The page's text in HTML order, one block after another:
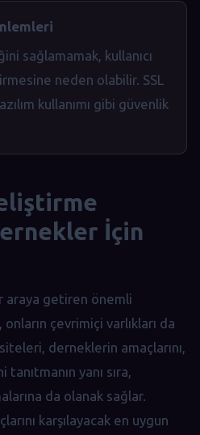
sağlamamak, kullanıcı
neden olabilir. SSL
kullanımı gibi güvenlik
İçin
araya getiren önemli
çevrimiçi varlıkları da
derneklerin amaçlarını,
yanı sıra,
da olanak sağlar.
karşılayacak en uygun